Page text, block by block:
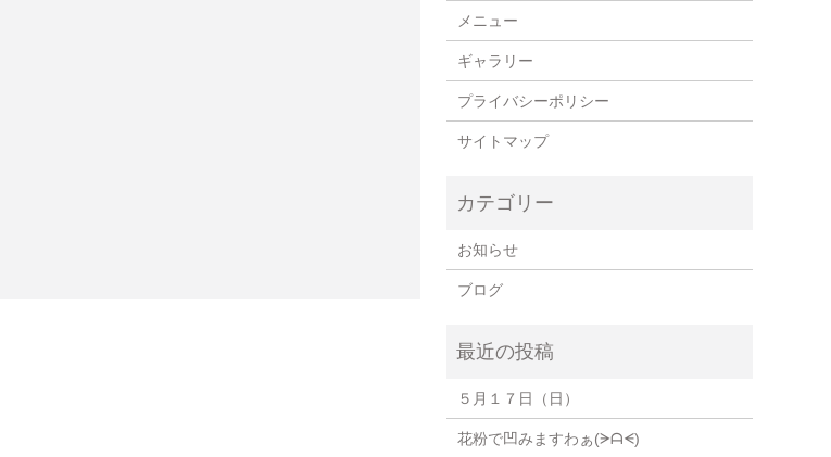
メニュー
ギャラリー
プライバシーポリシー
サイトマップ
お知らせ
ブログ
５月１７日（日）
花粉で凹みますわぁ(⁠ᗒ⁠ᗩ⁠ᗕ⁠)